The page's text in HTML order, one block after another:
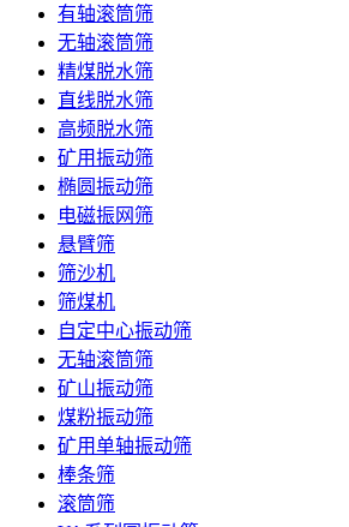
有轴滚筒筛
无轴滚筒筛
精煤脱水筛
直线脱水筛
高频脱水筛
矿用振动筛
椭圆振动筛
电磁振网筛
悬臂筛
筛沙机
筛煤机
自定中心振动筛
无轴滚筒筛
矿山振动筛
煤粉振动筛
矿用单轴振动筛
棒条筛
滚筒筛